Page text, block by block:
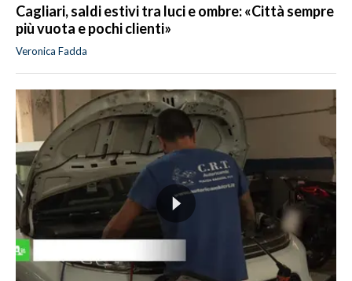
Cagliari, saldi estivi tra luci e ombre: «Città sempre
più vuota e pochi clienti»
Veronica Fadda